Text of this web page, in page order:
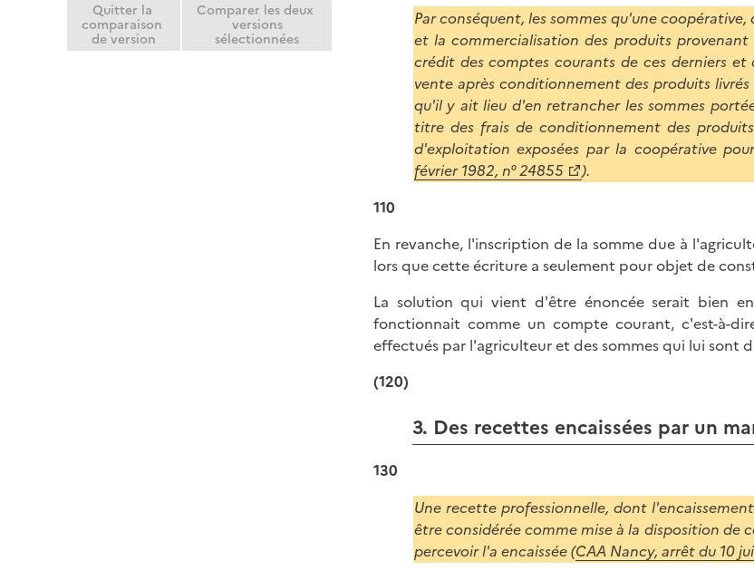
Quitter la
comparaison
de version
Comparer les deux
versions
sélectionnées
Par conséquent, les sommes qu'une
et la commercialisation des produits
crédit des comptes courants de ces derniers
vente après conditionnement des produits
qu'il y ait lieu d'en retrancher les sommes
titre des frais de conditionnement des
d'exploitation exposées par la coopérative
février 1982, n° 24855
).
110
En revanche, l'inscription de la somme due à
lors que cette écriture a seulement pour objet de
La solution qui vient d'être énoncée serait bien
fonctionnait comme un compte courant, c'est-à-
effectués par l'agriculteur et des sommes qui lui sont
(120)
3. Des recettes encaissées par un
130
Une recette professionnelle, dont
être considérée comme mise à la disposition de
percevoir l'a encaissée (CAA Nancy, arrêt du 10